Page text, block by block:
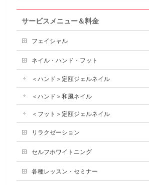
サービスメニュー＆料金
フェイシャル
ネイル・ハンド・フット
＜ハンド＞定額ジェルネイル
＜ハンド＞和風ネイル
＜フット＞定額ジェルネイル
リラクゼーション
セルフホワイトニング
各種レッスン・セミナー